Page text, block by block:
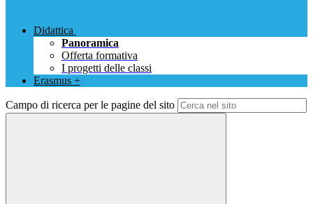
Didattica
Panoramica
Offerta formativa
I progetti delle classi
Erasmus +
Campo di ricerca per le pagine del sito